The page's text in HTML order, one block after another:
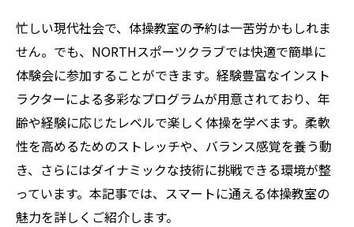
忙しい現代社会で、体操教室の予約は一苦労かもしれま
せん。でも、NORTHスポーツクラブでは快適で簡単に
体験会に参加することができます。経験豊富なインスト
ラクターによる多彩なプログラムが用意されており、年
齢や経験に応じたレベルで楽しく体操を学べます。柔軟
性を高めるためのストレッチや、バランス感覚を養う動
き、さらにはダイナミックな技術に挑戦できる環境が整
っています。本記事では、スマートに通える体操教室の
魅力を詳しくご紹介します。